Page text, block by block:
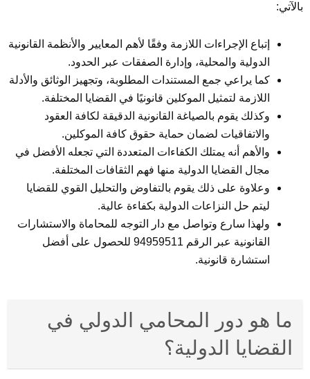
بالآتي:
إتباع الإجراءات اللازمة وفقًا لأهم المعايير والأنظمة القانونية
الدولية والمحلية، وإدارة الصفقات عبر الحدود.
كما يراعي جمع المستندات المطلوبة، وتجهيز الوثائق والأدلة
اللازمة لتمثيل الموكلين قانونيًا في القضايا المختلفة.
وكذلك يقوم بالصياغة القانونية الدقيقة لكافة العقود
والاتفاقيات لضمان حماية حقوق كافة الموكلين.
والأهم أنه يمتلك الكفاءات المتعددة التي تجعله الأفضل في
مجال القضايا الدولية منها فهم الثقافات المختلفة.
وعلاوة على ذلك يقوم بالتفاوض والتحليل القوي للقضايا
ليتم حل النزاعات الدولية بكفاءة عالية.
ولهذا سارع وتواصل مع دار التوجه للمحاماة والاستشارات
القانونية عبر الرقم 94959511 للحصول على أفضل
استشارة قانونية.
ما هو دور المحامي الدولي في
القضايا الدولية؟